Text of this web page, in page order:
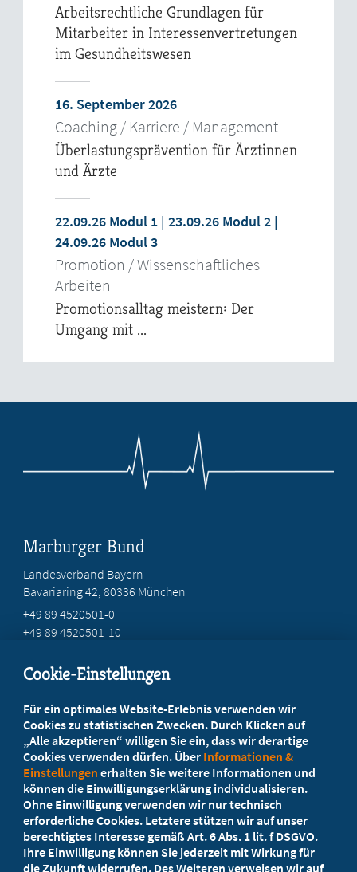
Arbeitsrechtliche Grundlagen für
Mitarbeiter in Interessenvertretungen
im Gesundheitswesen
16. September 2026
Coaching / Karriere / Management
Überlastungsprävention für Ärztinnen
und Ärzte
22.09.26 Modul 1 | 23.09.26 Modul 2 |
24.09.26 Modul 3
Promotion / Wissenschaftliches
Arbeiten
Promotionsalltag meistern: Der
Umgang mit ...
Marburger Bund
Landesverband Bayern
Bavariaring 42, 80336 München
+49 89 4520501-0
+49 89 4520501-10
Ihr Landesverband berät Sie!
Ansprechpartner
Werden Sie jetzt Mitglied
5 Vorteile einer MB-Mitgliedschaft
Cookie-Einstellungen
Für ein optimales Website-Erlebnis verwenden wir
Cookies zu statistischen Zwecken. Durch Klicken auf
„Alle akzeptieren“ willigen Sie ein, dass wir derartige
Cookies verwenden dürfen. Über Informationen &
Einstellungen erhalten Sie weitere Informationen und
können die Einwilligungserklärung individualisieren.
Ohne Einwilligung verwenden wir nur technisch
erforderliche Cookies. Letztere stützen wir auf unser
berechtigtes Interesse gemäß Art. 6 Abs. 1 lit. f DSGVO.
Ihre Einwilligung können Sie jederzeit mit Wirkung für
die Zukunft widerrufen. Des Weiteren verweisen wir auf